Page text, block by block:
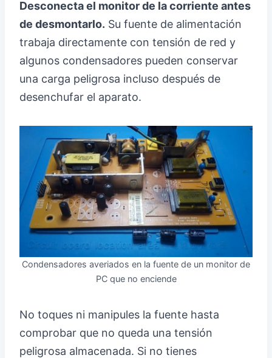
Desconecta el monitor de la corriente antes
de desmontarlo. Su fuente de alimentación
trabaja directamente con tensión de red y
algunos condensadores pueden conservar
una carga peligrosa incluso después de
desenchufar el aparato.
Condensadores averiados en la fuente de un monitor de
PC que no enciende
No toques ni manipules la fuente hasta
comprobar que no queda una tensión
peligrosa almacenada. Si no tienes